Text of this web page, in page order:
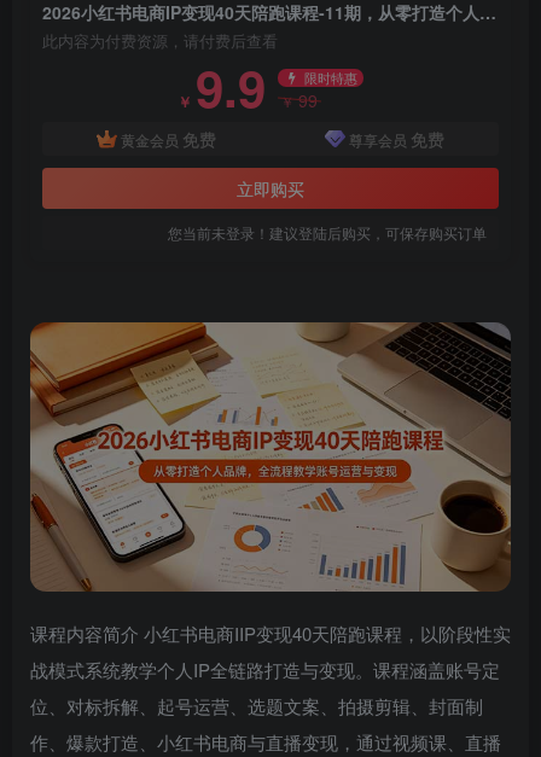
2026小红书电商IP变现40天陪跑课程-11期，从零打造个人品牌，全流程教学账号运营与变现
此内容为付费资源，请付费后查看
￥ 9.9 限时特惠
￥99
黄金会员 免费 尊享会员 免费
立即购买
您当前未登录！建议登陆后购买，可保存购买订单
课程内容简介 小红书电商IIP变现40天陪跑课程，以阶段性实
战模式系统教学个人IP全链路打造与变现。课程涵盖账号定
位、对标拆解、起号运营、选题文案、拍摄剪辑、封面制
作、爆款打造、小红书电商与直播变现，通过视频课、直播